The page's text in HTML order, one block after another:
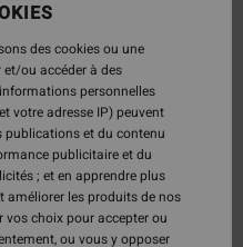
des cookies ou une
ou accéder à des
personnelles
votre adresse IP) peuvent
publications et du contenu
publicitaire et du
; et en apprendre plus
améliorer les produits de nos
choix pour accepter ou
ou vous y opposer